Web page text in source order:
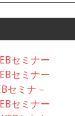
セミナー
セミナー
セミナ－
セミナー